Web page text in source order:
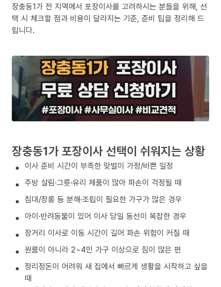
장충동1가 전 지역에서 포장이사를 고려하시는 분들을 위해, 선
택 시 체크할 점과 비용이 달라지는 기준, 준비 팁을 정리해 드
립니다.
장충동1가 포장이사 선택이 쉬워지는 상황
이사 준비 시간이 부족한 맞벌이 가정/바쁜 일정
주방 살림·그릇·유리 제품이 많아 파손이 걱정될 때
침대/장롱 등 분해·조립이 필요한 가구가 많은 경우
아이·반려동물이 있어 이사 당일 동선이 복잡한 경우
장거리 이사로 이동 시간이 길어 파손 위험이 커질 때
원룸이 아니라 2~4인 가구 이상으로 짐이 많은 편
정리정돈이 어려워 새 집에서 빠르게 생활을 시작하고 싶을
때